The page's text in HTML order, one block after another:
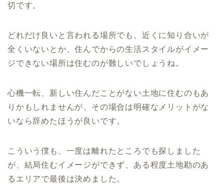
切です。
どれだけ良いと言われる場所でも、近くに知り合いが
全くいないとか、住んでからの生活スタイルがイメー
ジできない場所は住むのが難しいでしょうね。
心機一転、新しい住んだことがない土地に住むのもあ
りかもしれませんが、その場合は明確なメリットがな
いなら辞めたほうが良いです。
こういう僕も、一度は離れたところでも探しました
が、結局住むイメージができず、ある程度土地勘のあ
るエリアで最後は決めました。